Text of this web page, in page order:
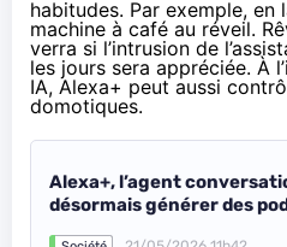
habitudes. Par exemple, en
machine à café au réveil.
verra si l’intrusion de
les jours sera appréciée. À
IA, Alexa+ peut aussi
domotiques.
Alexa+, l’agent
désormais générer des